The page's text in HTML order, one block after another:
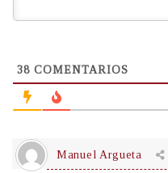
38 COMENTARIOS
Manuel Argueta